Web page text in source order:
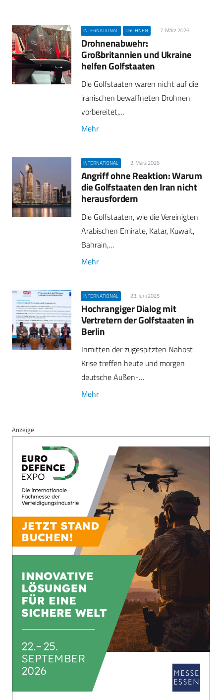
INTERNATIONAL DROHNEN 7. März 2026
Drohnenabwehr:
Großbritannien und Ukraine
helfen Golfstaaten
Die Golfstaaten waren nicht auf die
iranischen bewaffneten Drohnen
vorbereitet,…
Mehr
INTERNATIONAL 2. März 2026
Angriff ohne Reaktion: Warum
die Golfstaaten den Iran nicht
herausfordern
Die Golfstaaten, wie die Vereinigten
Arabischen Emirate, Katar, Kuwait,
Bahrain,…
Mehr
INTERNATIONAL 23. Juni 2025
Hochrangiger Dialog mit
Vertretern der Golfstaaten in
Berlin
Inmitten der zugespitzten Nahost-
Krise treffen heute und morgen
deutsche Außen-…
Mehr
Anzeige